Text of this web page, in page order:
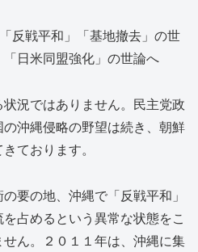
反戦平和」「基地撤去」の世
日米同盟強化」の世論へ
況ではありません。民主党政
沖縄侵略の野望は続き、朝鮮
ております。
要の地、沖縄で「反戦平和」
を占めるという異常な状態をこ
ん。２０１１年は、沖縄に集